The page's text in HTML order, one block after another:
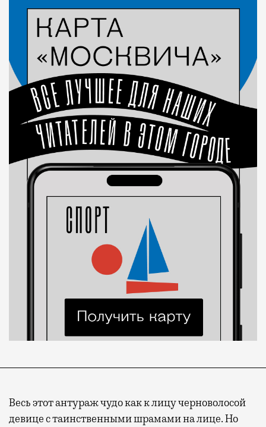
Весь этот антураж чудо как к лицу черноволосой
девице с таинственными шрамами на лице. Но